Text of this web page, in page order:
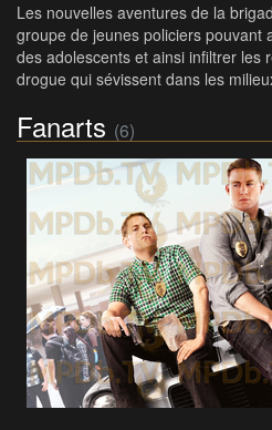
Les nouvelles aventures de la
groupe de jeunes policiers pouvant
des adolescents et ainsi infiltrer les
drogue qui sévissent dans les
Fanarts (6)